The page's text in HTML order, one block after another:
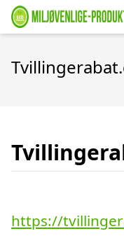
https://